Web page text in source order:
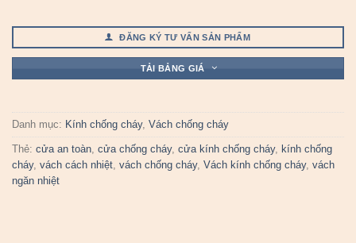
ĐĂNG KÝ TƯ VẤN SẢN PHẨM
TẢI BẢNG GIÁ
Danh mục: Kính chống cháy, Vách chống cháy
Thẻ: cửa an toàn, cửa chống cháy, cửa kính chống cháy, kính chống
cháy, vách cách nhiệt, vách chống cháy, Vách kính chống cháy, vách
ngăn nhiệt